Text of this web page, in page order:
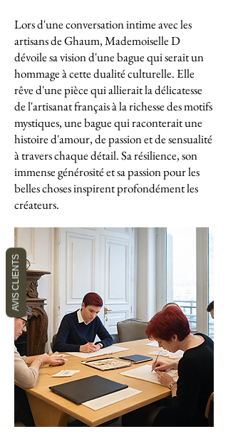
Lors d'une conversation intime avec les
artisans de Ghaum, Mademoiselle D
dévoile sa vision d'une bague qui serait un
hommage à cette dualité culturelle. Elle
rêve d'une pièce qui allierait la délicatesse
de l'artisanat français à la richesse des motifs
mystiques, une bague qui raconterait une
histoire d'amour, de passion et de sensualité
à travers chaque détail. Sa résilience, son
immense générosité et sa passion pour les
belles choses inspirent profondément les
créateurs.
AVIS CLIENTS